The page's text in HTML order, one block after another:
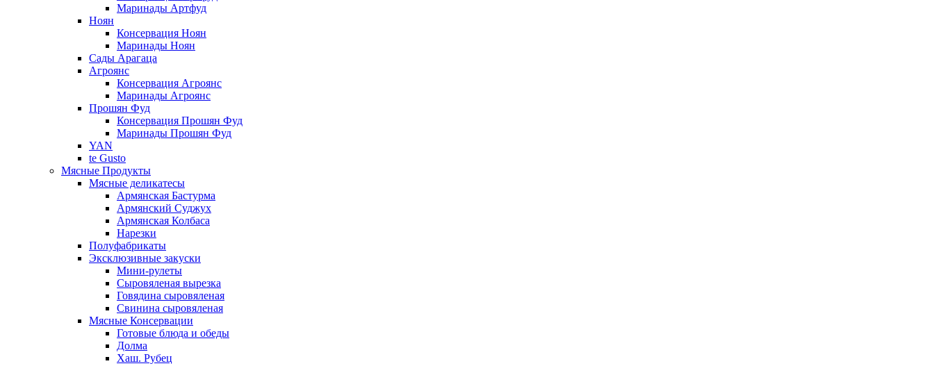
Маринады Артфуд
Ноян
Консервация Ноян
Маринады Ноян
Сады Арагаца
Агроянс
Консервация Агроянс
Маринады Агроянс
Прошян Фуд
Консервация Прошян Фуд
Маринады Прошян Фуд
YAN
te Gusto
Мясные Продукты
Мясные деликатесы
Армянская Бастурма
Армянский Суджух
Армянская Колбаса
Нарезки
Полуфабрикаты
Эксклюзивные закуски
Мини-рулеты
Сыровяленая вырезка
Говядина сыровяленая
Свинина сыровяленая
Мясные Консервации
Готовые блюда и обеды
Долма
Хаш. Рубец